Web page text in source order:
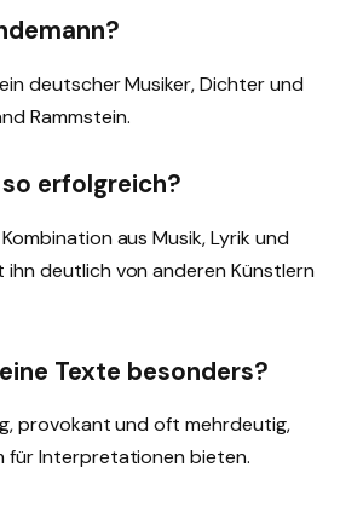
deutscher Musiker, Dichter und
Rammstein.
erfolgreich?
aus Musik, Lyrik und
ihn deutlich von anderen Künstlern
Texte besonders?
provokant und oft mehrdeutig,
für Interpretationen bieten.